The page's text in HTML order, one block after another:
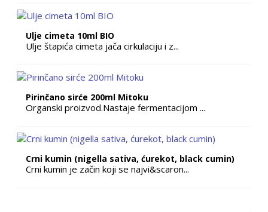
Ulje cimeta 10ml BIO
Ulje štapića cimeta jača cirkulaciju i z...
Pirinčano sirće 200ml Mitoku
Organski proizvod.Nastaje fermentacijom ...
Crni kumin (nigella sativa, ćurekot, black cumin)
Crni kumin je začin koji se najvi&scaron...